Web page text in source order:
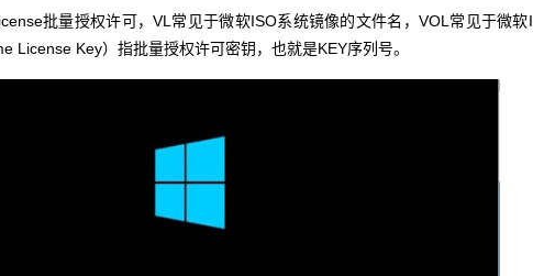
批量授权许可，VL常见于微软ISO系统镜像的文件名，VOL常见于微软
License Key）指批量授权许可密钥，也就是KEY序列号。